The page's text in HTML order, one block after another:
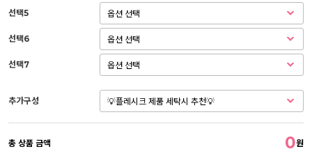
선택5
선택6
선택7
추가구성
총 상품 금액 0원